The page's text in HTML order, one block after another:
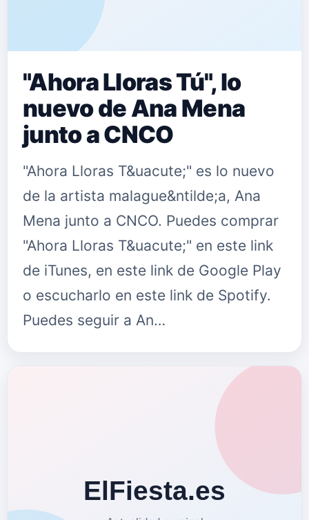
"Ahora Lloras Tú", lo
nuevo de Ana Mena
junto a CNCO
"Ahora Lloras T&uacute;" es lo nuevo
de la artista malague&ntilde;a, Ana
Mena junto a CNCO. Puedes comprar
"Ahora Lloras T&uacute;" en este link
de iTunes, en este link de Google Play
o escucharlo en este link de Spotify.
Puedes seguir a An…